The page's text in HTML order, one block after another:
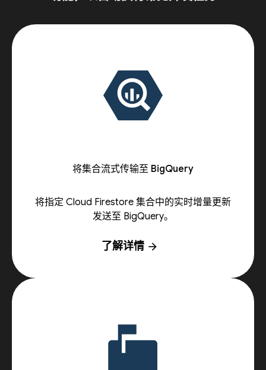
将集合流式传输至 BigQuery
将指定 Cloud Firestore 集合中的实时增量更新
发送至 BigQuery。
了解详情 arrow_forward